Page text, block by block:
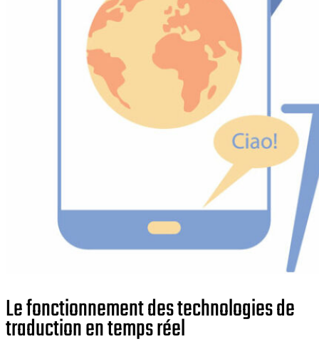
Le fonctionnement des technologies de
traduction en temps réel